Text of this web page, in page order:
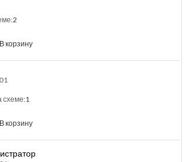
2
В корзину
схеме:1
В корзину